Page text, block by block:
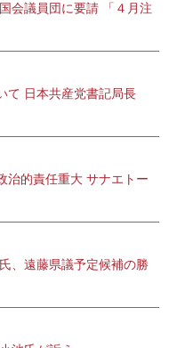
会議員団に要請 「４月注
て 日本共産党書記局長
的責任重大 サナエトー
、遠藤県議予定候補の勝